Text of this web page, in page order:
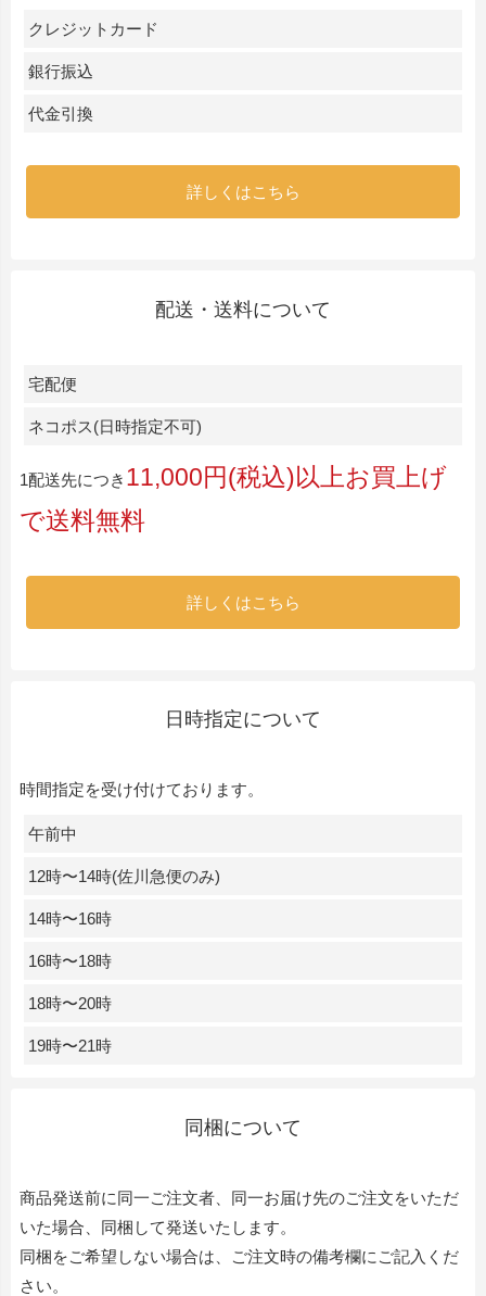
クレジットカード
銀行振込
代金引換
詳しくはこちら
配送・送料について
宅配便
ネコポス(日時指定不可)
1配送先につき 11,000円(税込)以上お買上げ
で送料無料
詳しくはこちら
日時指定について
時間指定を受け付けております。
午前中
12時〜14時(佐川急便のみ)
14時〜16時
16時〜18時
18時〜20時
19時〜21時
同梱について
商品発送前に同一ご注文者、同一お届け先のご注文をいただ
いた場合、同梱して発送いたします。
同梱をご希望しない場合は、ご注文時の備考欄にご記入くだ
さい。